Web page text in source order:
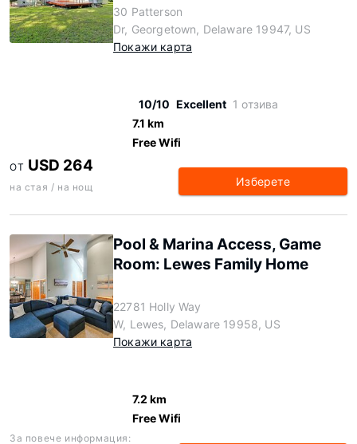
30 Patterson
Dr, Georgetown, Delaware 19947, US
Покажи карта
10/10 Excellent 1 отзива
7.1 km
Free Wifi
ОТ USD 264
на стая / на нощ Изберете
Pool & Marina Access, Game
Room: Lewes Family Home
22781 Holly Way
W, Lewes, Delaware 19958, US
Покажи карта
7.2 km
Free Wifi
За повече информация: